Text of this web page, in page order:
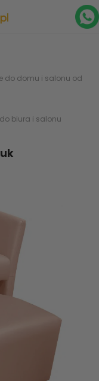
do domu i salonu od
biura i salonu